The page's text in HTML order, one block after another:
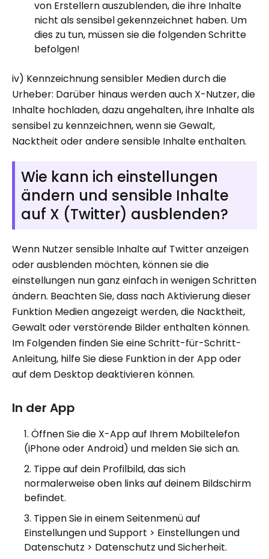
von Erstellern auszublenden, die ihre Inhalte
nicht als sensibel gekennzeichnet haben. Um
dies zu tun, müssen sie die folgenden Schritte
befolgen!
iv) Kennzeichnung sensibler Medien durch die
Urheber: Darüber hinaus werden auch X-Nutzer, die
Inhalte hochladen, dazu angehalten, ihre Inhalte als
sensibel zu kennzeichnen, wenn sie Gewalt,
Nacktheit oder andere sensible Inhalte enthalten.
Wie kann ich einstellungen
ändern und sensible Inhalte
auf X (Twitter) ausblenden?
Wenn Nutzer sensible Inhalte auf Twitter anzeigen
oder ausblenden möchten, können sie die
einstellungen nun ganz einfach in wenigen Schritten
ändern. Beachten Sie, dass nach Aktivierung dieser
Funktion Medien angezeigt werden, die Nacktheit,
Gewalt oder verstörende Bilder enthalten können.
Im Folgenden finden Sie eine Schritt-für-Schritt-
Anleitung, hilfe Sie diese Funktion in der App oder
auf dem Desktop deaktivieren können.
In der App
Öffnen Sie die X-App auf Ihrem Mobiltelefon
(iPhone oder Android) und melden Sie sich an.
Tippe auf dein Profilbild, das sich
normalerweise oben links auf deinem Bildschirm
befindet.
Tippen Sie in einem Seitenmenü auf
Einstellungen und Support > Einstellungen und
Datenschutz > Datenschutz und Sicherheit.